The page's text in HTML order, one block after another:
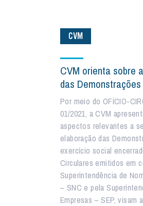
CVM
CVM orienta sobre
das
Por meio do OFÍCIO-
01/2021, a CVM
aspectos relevantes a
elaboração das
exercício social
Circulares emitidos em
Superintendência de
– SNC e pela
Empresas – SEP, visam